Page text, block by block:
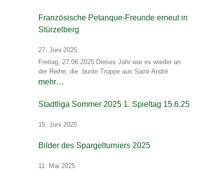
Französische Petanque-Freunde erneut in
Stürzelberg
27. Juni 2025
Freitag, 27.06.2025 Dieses Jahr war es wieder an
der Reihe, die bunte Truppe aus Saint-André
mehr…
Stadtliga Sommer 2025 1. Spieltag 15.6.25
15. Juni 2025
Bilder des Spargelturniers 2025
11. Mai 2025